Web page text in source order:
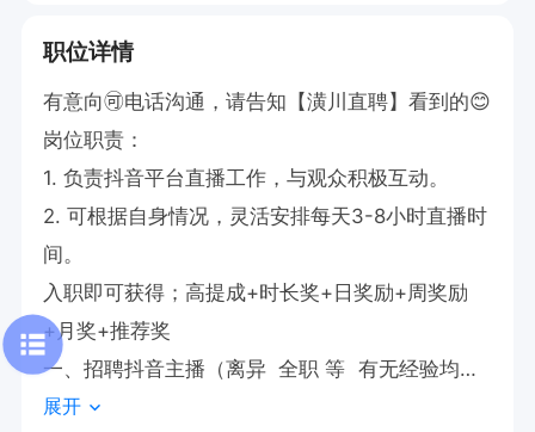
职位详情
有意向🉑电话沟通，请告知【潢川直聘】看到的😊
岗位职责：
1. 负责抖音平台直播工作，与观众积极互动。
2. 可根据自身情况，灵活安排每天3-8小时直播时
间。
入职即可获得；高提成+时长奖+日奖励+周奖励
+月奖+推荐奖
一、招聘抖音主播（离异  全职 等  有无经验均可
）
展开